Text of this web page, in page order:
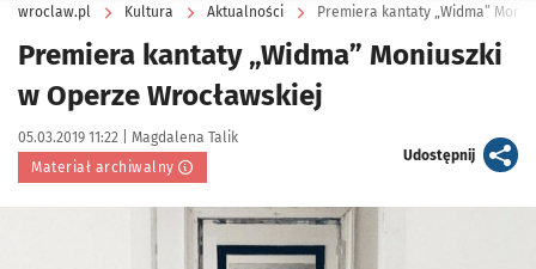
wroclaw.pl Kultura Aktualności Premiera kantaty „Widma”
Premiera kantaty „Widma” Moniuszki
w Operze Wrocławskiej
Data publikacji:
05.03.2019 11:22 | Autor:
Magdalena Talik
Materiał archiwalny
Udostępnijartykuł
Kliknij, aby powiększyć